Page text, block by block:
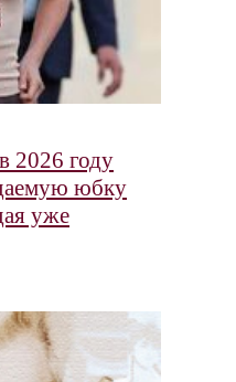
2026 году
юбку
уже